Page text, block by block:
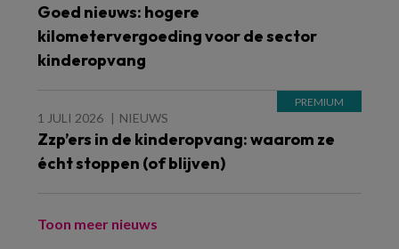
Goed nieuws: hogere
kilometervergoeding voor de sector
kinderopvang
1 JULI 2026 NIEUWS
Zzp’ers in de kinderopvang: waarom ze
écht stoppen (of blijven)
Toon meer nieuws